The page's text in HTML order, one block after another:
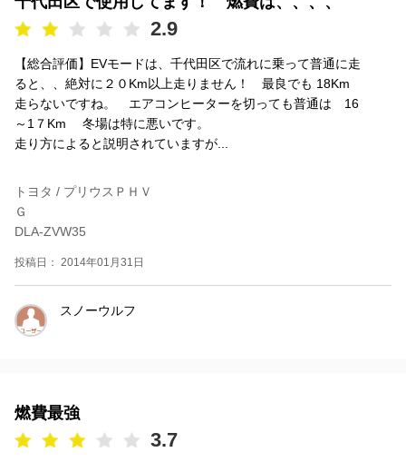
2.9
【総合評価】EVモードは、千代田区で流れに乗って普通に走
ると、、絶対に２０Km以上走りません！ 最良でも 18Km
走らないですね。 エアコンヒーターを切っても普通は 16
～1７Km 冬場は特に悪いです。
走り方によると説明されていますが...
トヨタ / プリウスＰＨＶ
Ｇ
DLA-ZVW35
投稿日： 2014年01月31日
スノーウルフ
燃費最強
3.7